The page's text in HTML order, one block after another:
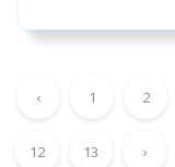
‹ 1 2
12 13 ›